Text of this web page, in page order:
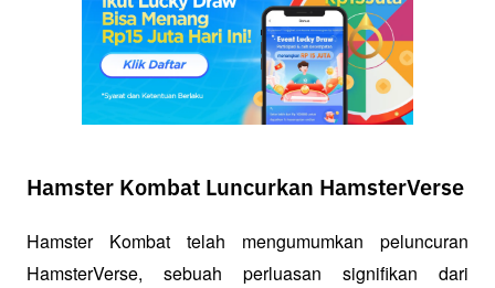
Hamster Kombat Luncurkan HamsterVerse
Hamster Kombat telah mengumumkan peluncuran
HamsterVerse, sebuah perluasan signifikan dari